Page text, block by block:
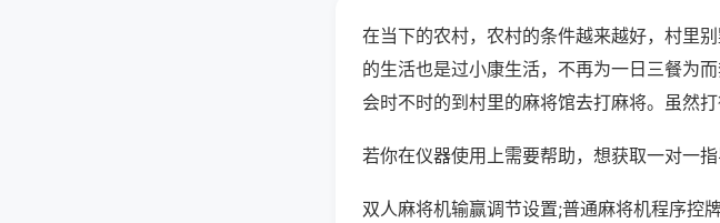
在当下的农村，农村的条件越来越好，村里
的生活也是过小康生活，不再为一日三餐为
会时不时的到村里的麻将馆去打麻将。虽然
若你在仪器使用上需要帮助，想获取一对一
双人麻将机输赢调节设置;普通麻将机程序控